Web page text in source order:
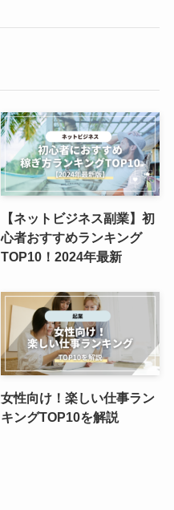
【ネットビジネス副業】初
心者おすすめランキング
TOP10！2024年最新
女性向け！楽しい仕事ラン
キングTOP10を解説